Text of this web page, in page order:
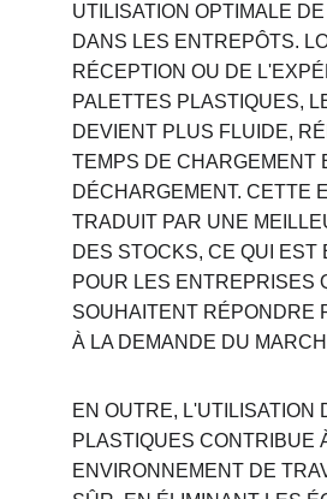
UTILISATION OPTIMALE
DANS LES ENTREPÔTS.
RÉCEPTION OU DE
PALETTES PLASTIQUES,
DEVIENT PLUS FLUIDE,
TEMPS DE CHARGEMENT
DÉCHARGEMENT. CETTE
TRADUIT PAR UNE
DES STOCKS, CE QUI EST
POUR LES ENTREPRISES
SOUHAITENT RÉPONDRE
À LA DEMANDE DU
EN OUTRE, L'UTILISATION
PLASTIQUES CONTRIBUE
ENVIRONNEMENT DE